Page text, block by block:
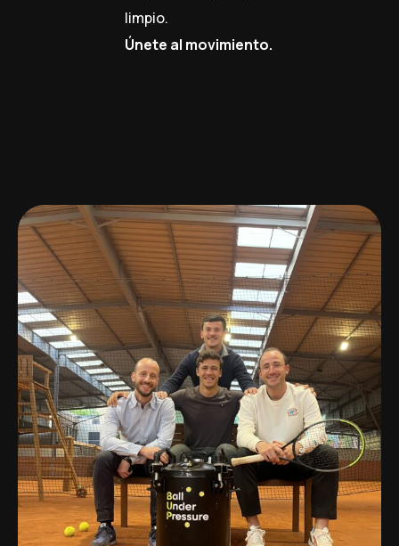
limpio.
Únete al movimiento.